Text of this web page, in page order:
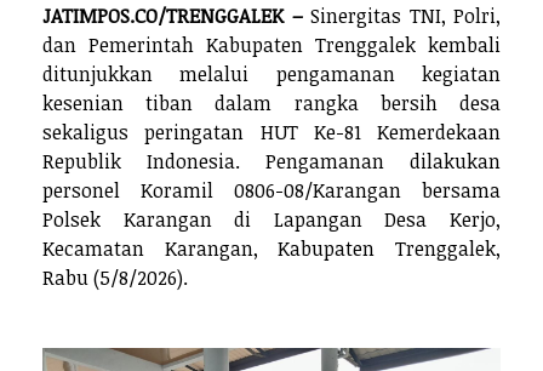
JATIMPOS.CO/TRENGGALEK –Sinergitas TNI, Polri,
dan Pemerintah Kabupaten Trenggalek kembali
ditunjukkan melalui pengamanan kegiatan
kesenian tiban dalam rangka bersih desa
sekaligus peringatan HUT Ke-81 Kemerdekaan
Republik Indonesia. Pengamanan dilakukan
personel Koramil 0806-08/Karangan bersama
Polsek Karangan di Lapangan Desa Kerjo,
Kecamatan Karangan, Kabupaten Trenggalek,
Rabu (5/8/2026).